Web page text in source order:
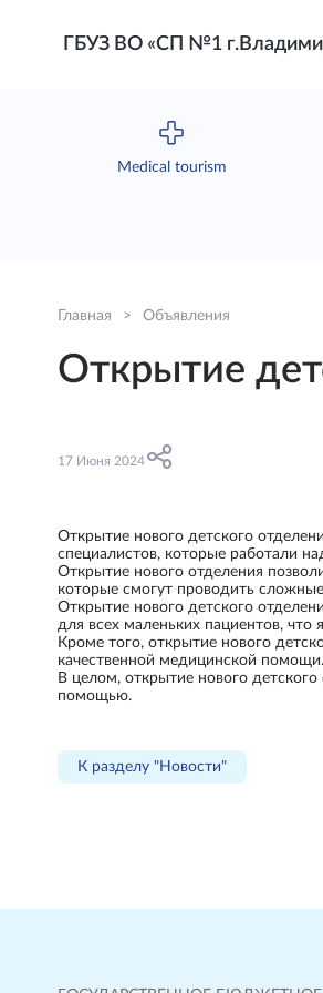
Мedical tourism
Главная > Объявления
Открытие
17 Июня 2024
Открытие нового детского
специалистов, которые работали
Открытие нового отделения
которые смогут проводить
Открытие нового детского
для всех маленьких пациентов, что
Кроме того, открытие нового
качественной медицинской помощи.
В целом, открытие нового
помощью.
К разделу "Новости"
ГБУЗ ВО «СП №1